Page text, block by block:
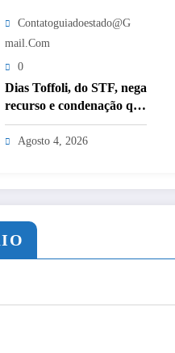
Contatoguiadoestado@g
Mail.com
0
Dias Toffoli, do STF, nega
recurso e condenação que
pode deixar Garotinho
inelegível agora é
Agosto 4, 2026